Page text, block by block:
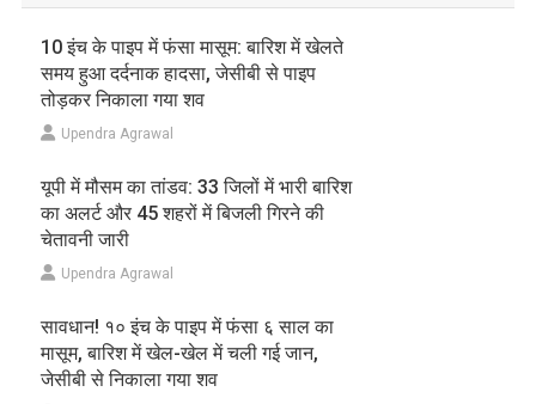
10 इंच के पाइप में फंसा मासूम: बारिश में खेलते
समय हुआ दर्दनाक हादसा, जेसीबी से पाइप
तोड़कर निकाला गया शव
Upendra Agrawal
यूपी में मौसम का तांडव: 33 जिलों में भारी बारिश
का अलर्ट और 45 शहरों में बिजली गिरने की
चेतावनी जारी
Upendra Agrawal
सावधान! १० इंच के पाइप में फंसा ६ साल का
मासूम, बारिश में खेल-खेल में चली गई जान,
जेसीबी से निकाला गया शव